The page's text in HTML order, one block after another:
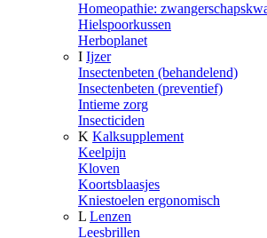
Homeopathie:
Hielspoorkussen
Herboplanet
I Ijzer
Insectenbeten (behandelend)
Insectenbeten (preventief)
Intieme zorg
Insecticiden
K Kalksupplement
Keelpijn
Kloven
Koortsblaasjes
Kniestoelen ergonomisch
L Lenzen
Leesbrillen